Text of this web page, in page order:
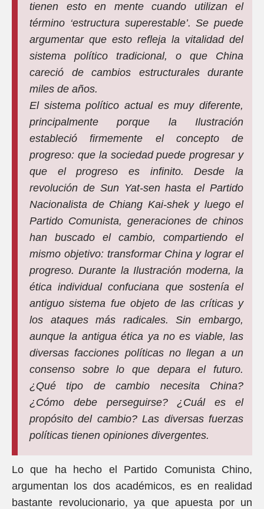
tienen esto en mente cuando utilizan el
término ‘estructura superestable’. Se puede
argumentar que esto refleja la vitalidad del
sistema político tradicional, o que China
careció de cambios estructurales durante
miles de años.
El sistema político actual es muy diferente,
principalmente porque la Ilustración
estableció firmemente el concepto de
progreso: que la sociedad puede progresar y
que el progreso es infinito. Desde la
revolución de Sun Yat-sen hasta el Partido
Nacionalista de Chiang Kai-shek y luego el
Partido Comunista, generaciones de chinos
han buscado el cambio, compartiendo el
mismo objetivo: transformar China y lograr el
progreso. Durante la Ilustración moderna, la
ética individual confuciana que sostenía el
antiguo sistema fue objeto de las críticas y
los ataques más radicales. Sin embargo,
aunque la antigua ética ya no es viable, las
diversas facciones políticas no llegan a un
consenso sobre lo que depara el futuro.
¿Qué tipo de cambio necesita China?
¿Cómo debe perseguirse? ¿Cuál es el
propósito del cambio? Las diversas fuerzas
políticas tienen opiniones divergentes.
Lo que ha hecho el Partido Comunista Chino,
argumentan los dos académicos, es en realidad
bastante revolucionario, ya que apuesta por un